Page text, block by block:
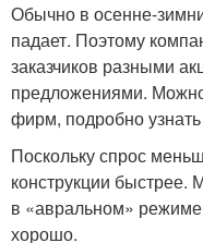
Обычно в осенне-
падает. Поэтому
заказчиков разными
предложениями.
фирм, подробно
Поскольку спрос
конструкции
в «авральном»
хорошо.